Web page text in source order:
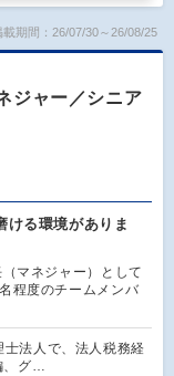
載期間：26/07/30～26/08/25
ジャー／シニア
ける環境がありま
マネジャー）として
程度のチームメンバ
士法人で、法人税務経
、グ…